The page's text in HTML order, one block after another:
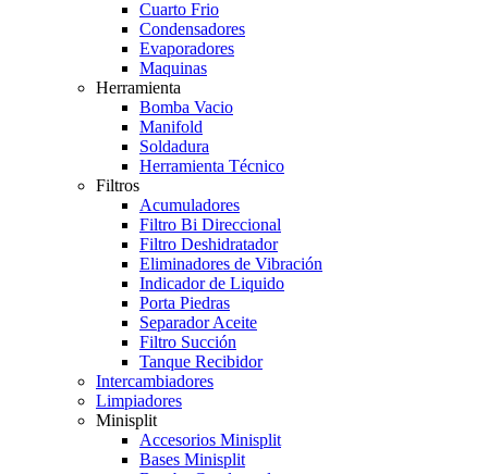
Cuarto Frio
Condensadores
Evaporadores
Maquinas
Herramienta
Bomba Vacio
Manifold
Soldadura
Herramienta Técnico
Filtros
Acumuladores
Filtro Bi Direccional
Filtro Deshidratador
Eliminadores de Vibración
Indicador de Liquido
Porta Piedras
Separador Aceite
Filtro Succión
Tanque Recibidor
Intercambiadores
Limpiadores
Minisplit
Accesorios Minisplit
Bases Minisplit